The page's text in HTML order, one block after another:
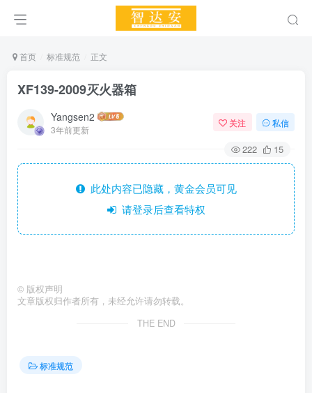
首页 标准规范 正文
XF139-2009灭火器箱
Yangsen2
3年前更新
关注 私信
222 15
此处内容已隐藏，黄金会员可见
请登录后查看特权
© 版权声明
文章版权归作者所有，未经允许请勿转载。
THE END
标准规范